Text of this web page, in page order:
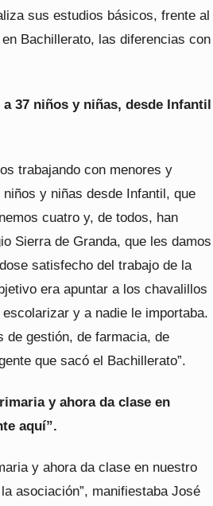
sus estudios básicos, frente al
Bachillerato, las diferencias con
37 niños y niñas, desde Infantil
trabajando con menores y
y niñas desde Infantil, que
cuatro y, de todos, han
Sierra de Granda, que les damos
satisfecho del trabajo de la
era apuntar a los chavalillos
y a nadie le importaba.
de gestión, de farmacia, de
que sacó el Bachillerato”.
y ahora da clase en
aquí”.
y ahora da clase en nuestro
asociación”, manifiestaba José